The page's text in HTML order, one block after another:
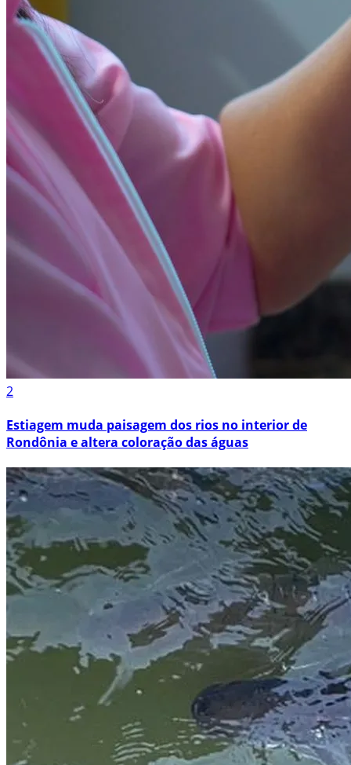
2
Estiagem muda paisagem dos rios no interior de
Rondônia e altera coloração das águas